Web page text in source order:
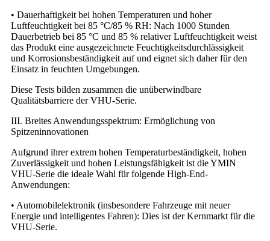
• Dauerhaftigkeit bei hohen Temperaturen und hoher
Luftfeuchtigkeit bei 85 °C/85 % RH: Nach 1000 Stunden
Dauerbetrieb bei 85 °C und 85 % relativer Luftfeuchtigkeit weist
das Produkt eine ausgezeichnete Feuchtigkeitsdurchlässigkeit
und Korrosionsbeständigkeit auf und eignet sich daher für den
Einsatz in feuchten Umgebungen.
Diese Tests bilden zusammen die unüberwindbare
Qualitätsbarriere der VHU-Serie.
III. Breites Anwendungsspektrum: Ermöglichung von
Spitzeninnovationen
Aufgrund ihrer extrem hohen Temperaturbeständigkeit, hohen
Zuverlässigkeit und hohen Leistungsfähigkeit ist die YMIN
VHU-Serie die ideale Wahl für folgende High-End-
Anwendungen:
• Automobilelektronik (insbesondere Fahrzeuge mit neuer
Energie und intelligentes Fahren): Dies ist der Kernmarkt für die
VHU-Serie.